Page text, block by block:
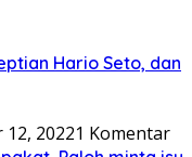
Hario Seto, dan
20221 Komentar